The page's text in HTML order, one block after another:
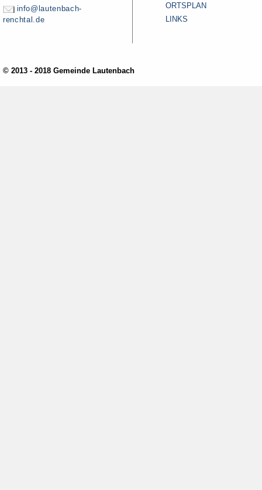
info@lautenbach-
renchtal.de
ORTSPLAN
LINKS
© 2013 - 2018 Gemeinde Lautenbach